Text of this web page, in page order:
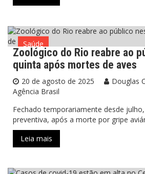
Saúde
Zoológico do Rio reabre ao
quinta após mortes de aves
20 de agosto de 2025
Douglas
Agência Brasil
Fechado temporariamente desde
preventiva, após a morte por gripe
Leia mais